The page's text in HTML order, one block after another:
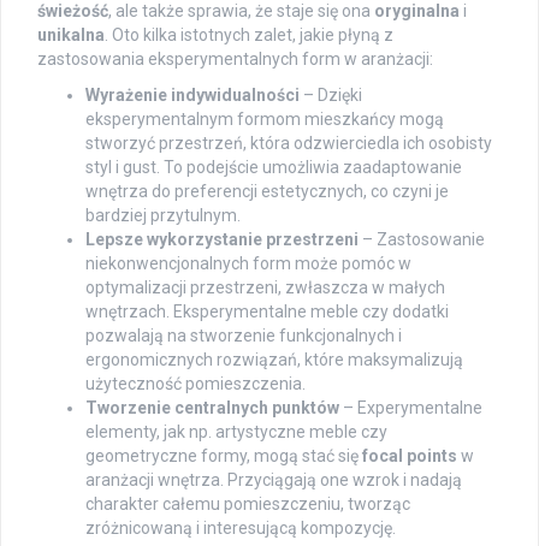
świeżość, ale także sprawia, że staje się ona oryginalna i
unikalna . Oto kilka istotnych zalet, jakie płyną z
zastosowania eksperymentalnych form w aranżacji:
Wyrażenie indywidualności – Dzięki
eksperymentalnym formom mieszkańcy mogą
stworzyć przestrzeń, która odzwierciedla ich osobisty
styl i gust. To podejście umożliwia zaadaptowanie
wnętrza do preferencji estetycznych, co czyni je
bardziej przytulnym.
Lepsze wykorzystanie przestrzeni – Zastosowanie
niekonwencjonalnych form może pomóc w
optymalizacji przestrzeni, zwłaszcza w małych
wnętrzach. Eksperymentalne meble czy dodatki
pozwalają na stworzenie funkcjonalnych i
ergonomicznych rozwiązań, które maksymalizują
użyteczność pomieszczenia.
Tworzenie centralnych punktów – Experymentalne
elementy, jak np. artystyczne meble czy
geometryczne formy, mogą stać sięfocal points w
aranżacji wnętrza. Przyciągają one wzrok i nadają
charakter całemu pomieszczeniu, tworząc
zróżnicowaną i interesującą kompozycję.